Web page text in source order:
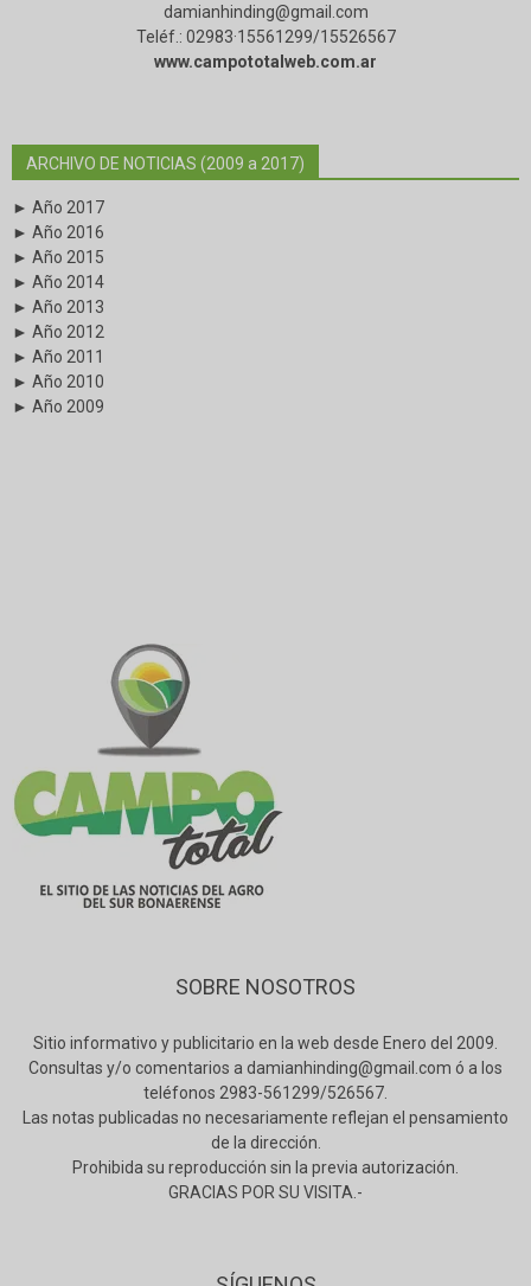
damianhinding@gmail.com
Teléf.: 02983·15561299/15526567
www.campototalweb.com.ar
ARCHIVO DE NOTICIAS (2009 a 2017)
► Año 2017
► Año 2016
► Año 2015
► Año 2014
► Año 2013
► Año 2012
► Año 2011
► Año 2010
► Año 2009
SOBRE NOSOTROS
Sitio informativo y publicitario en la web desde Enero del 2009.
Consultas y/o comentarios a damianhinding@gmail.com ó a los
teléfonos 2983-561299/526567.
Las notas publicadas no necesariamente reflejan el pensamiento
de la dirección.
Prohibida su reproducción sin la previa autorización.
GRACIAS POR SU VISITA.-